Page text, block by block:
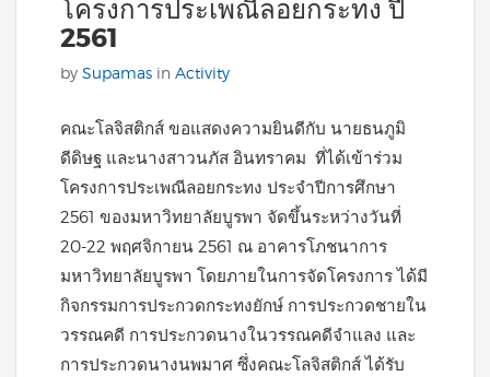
โครงการประเพณีลอยกระทง ปี
2561
by Supamas in Activity
คณะโลจิสติกส์ ขอแสดงความยินดีกับ นายธนภูมิ
ดีดิษฐ และนางสาวนภัส อินทราคม ที่ได้เข้าร่วม
โครงการประเพณีลอยกระทง ประจำปีการศึกษา
2561 ของมหาวิทยาลัยบูรพา จัดขึ้นระหว่างวันที่
20-22 พฤศจิกายน 2561 ณ อาคารโภชนาการ
มหาวิทยาลัยบูรพา โดยภายในการจัดโครงการ ได้มี
กิจกรรมการประกวดกระทงยักษ์ การประกวดชายใน
วรรณคดี การประกวดนางในวรรณคดีจำแลง และ
การประกวดนางนพมาศ ซึ่งคณะโลจิสติกส์ ได้รับ